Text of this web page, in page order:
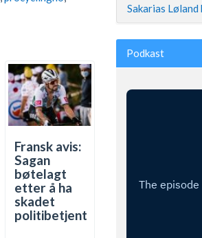
Fransk avis:
Sagan
bøtelagt
etter å ha
skadet
politibetjent
Sakarias
Podkast